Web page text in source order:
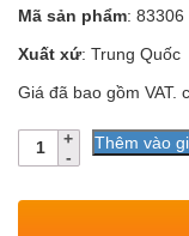
Mã sản phẩm: 83306
Xuất xứ: Trung Quốc
Giá đã bao gồm VAT.
Số
lượng
Thêm vào